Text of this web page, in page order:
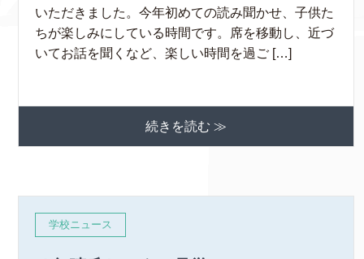
いただきました。今年初めての読み聞かせ、子供た
ちが楽しみにしている時間です。席を移動し、近づ
いてお話を聞くなど、楽しい時間を過ご […]
続きを読む ≫
学校ニュース